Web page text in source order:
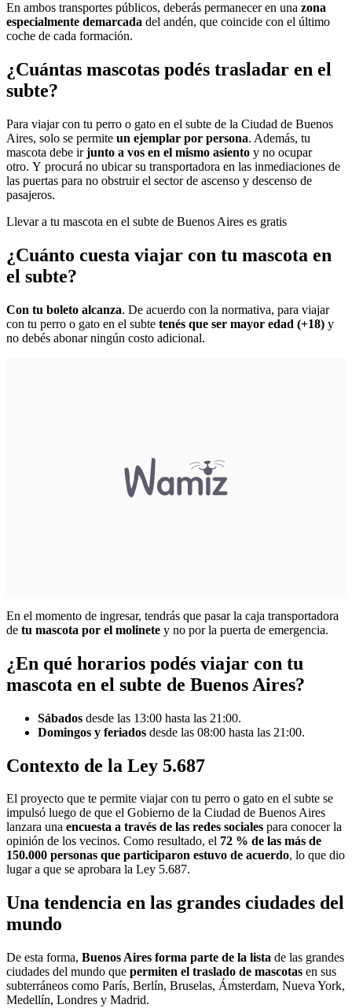
En ambos transportes públicos, deberás permanecer en una zona
especialmente demarcada del andén, que coincide con el último
coche de cada formación.
¿Cuántas mascotas podés trasladar en el
subte?
Para viajar con tu perro o gato en el subte de la Ciudad de Buenos
Aires, solo se permite un ejemplar por persona. Además, tu
mascota debe irjunto a vos en el mismo asiento y no ocupar
otro. Y procurá no ubicar su transportadora en las inmediaciones de
las puertas para no obstruir el sector de ascenso y descenso de
pasajeros.
Llevar a tu mascota en el subte de Buenos Aires es gratis
¿Cuánto cuesta viajar con tu mascota en
el subte?
Con tu boleto alcanza. De acuerdo con la normativa, para viajar
con tu perro o gato en el subte tenés que ser mayor edad (+18) y
no debés abonar ningún costo adicional.
En el momento de ingresar, tendrás que pasar la caja transportadora
de tu mascota por el molinete y no por la puerta de emergencia.
¿En qué horarios podés viajar con tu
mascota en el subte de Buenos Aires?
Sábados desde las 13:00 hasta las 21:00.
Domingos y feriados desde las 08:00 hasta las 21:00.
Contexto de la Ley 5.687
El proyecto que te permite viajar con tu perro o gato en el subte se
impulsó luego de que el Gobierno de la Ciudad de Buenos Aires
lanzara una encuesta a través de las redes sociales para conocer la
opinión de los vecinos. Como resultado, el 72 % de las más de
150.000 personas que participaron estuvo de acuerdo, lo que dio
lugar a que se aprobara la Ley 5.687.
Una tendencia en las grandes ciudades del
mundo
De esta forma, Buenos Aires forma parte de la lista de las grandes
ciudades del mundo que permiten el traslado de mascotas en sus
subterráneos como París, Berlín, Bruselas, Ámsterdam, Nueva York,
Medellín, Londres y Madrid.